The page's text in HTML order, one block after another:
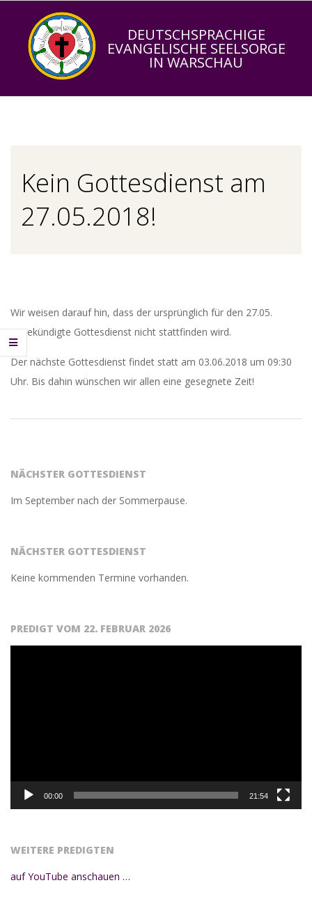
content
DEUTSCHSPRACHIGE
EVANGELISCHE SEELSORGE
IN WARSCHAU
Kein Gottesdienst am
27.05.2018!
Wir weisen darauf hin, dass der ursprünglich für den 27.05.
angekündigte Gottesdienst nicht stattfinden wird.
Der nächste Gottesdienst findet statt am 03.06.2018 um 09:30
Uhr. Bis dahin wünschen wir allen eine gesegnete Zeit!
24
NÄCHSTER GOTTESDIENST
Im September nach der Sommerpause.
NÄCHSTER GOTTESDIENST
Keine kommenden Termine vorhanden.
PREDIGT VOM 22. FEBRUAR 2026
00:00 21:54
WEITERE PREDIGTEN
auf YouTube anschauen …